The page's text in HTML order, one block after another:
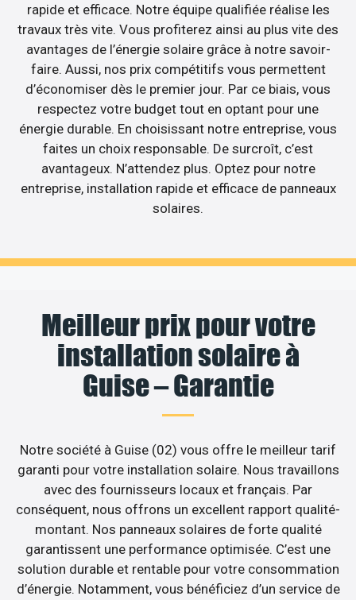
rapide et efficace. Notre équipe qualifiée réalise les
travaux très vite. Vous profiterez ainsi au plus vite des
avantages de l’énergie solaire grâce à notre savoir-
faire. Aussi, nos prix compétitifs vous permettent
d’économiser dès le premier jour. Par ce biais, vous
respectez votre budget tout en optant pour une
énergie durable. En choisissant notre entreprise, vous
faites un choix responsable. De surcroît, c’est
avantageux. N’attendez plus. Optez pour notre
entreprise, installation rapide et efficace de panneaux
solaires.
Meilleur prix pour votre
installation solaire à
Guise – Garantie
Notre société à Guise (02) vous offre le meilleur tarif
garanti pour votre installation solaire. Nous travaillons
avec des fournisseurs locaux et français. Par
conséquent, nous offrons un excellent rapport qualité-
montant. Nos panneaux solaires de forte qualité
garantissent une performance optimisée. C’est une
solution durable et rentable pour votre consommation
d’énergie. Notamment, vous bénéficiez d’un service de